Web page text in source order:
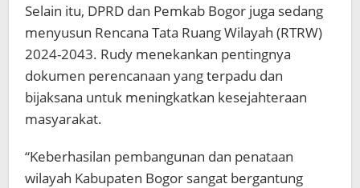
Selain itu, DPRD dan Pemkab Bogor juga sedang
menyusun Rencana Tata Ruang Wilayah (RTRW)
2024-2043. Rudy menekankan pentingnya
dokumen perencanaan yang terpadu dan
bijaksana untuk meningkatkan kesejahteraan
masyarakat.
“Keberhasilan pembangunan dan penataan
wilayah Kabupaten Bogor sangat bergantung